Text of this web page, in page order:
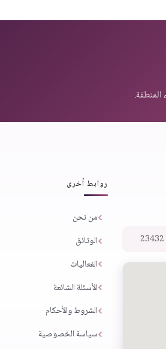
روابط أخرى
من نحن
الوثائق
الفعاليات
الأسئلة الشائعة
الشروط والأحكام
سياسة الخصوصية